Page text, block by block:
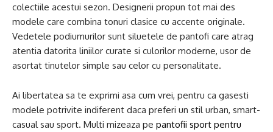
colectiile acestui sezon. Designerii propun tot mai des
modele care combina tonuri clasice cu accente originale.
Vedetele podiumurilor sunt siluetele de pantofi care atrag
atentia datorita liniilor curate si culorilor moderne, usor de
asortat tinutelor simple sau celor cu personalitate.
Ai libertatea sa te exprimi asa cum vrei, pentru ca gasesti
modele potrivite indiferent daca preferi un stil urban, smart-
casual sau sport. Multi mizeaza pe pantofii sport pentru